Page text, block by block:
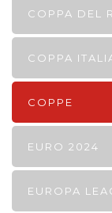
COPPA DEL
COPPA
COPPE
EURO 2024
EUROPA